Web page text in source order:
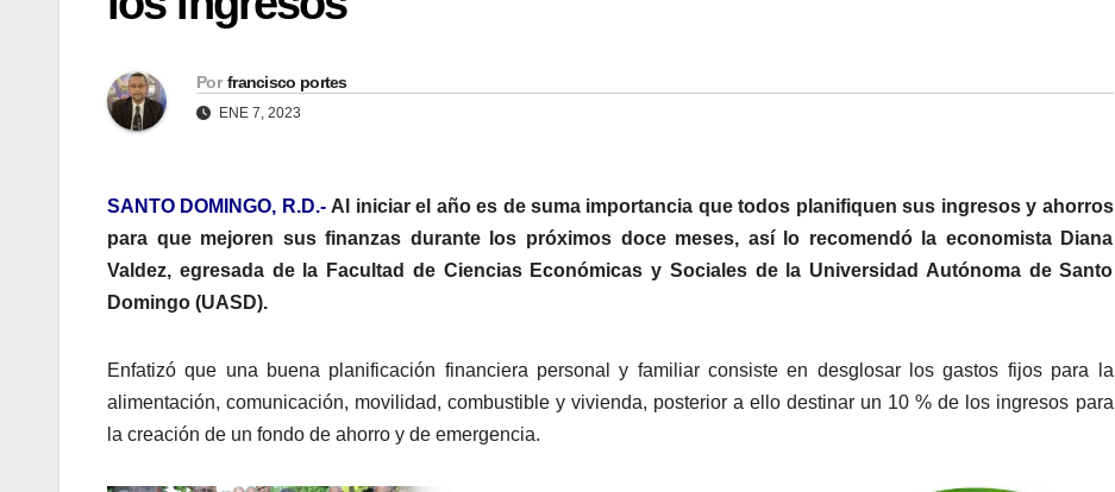
Por francisco portes
ENE 7, 2023
SANTO DOMINGO, R.D.- Al iniciar el año es de suma importancia que todos planifiquen sus ingresos y ahorros
para que mejoren sus finanzas durante los próximos doce meses, así lo recomendó la economista Diana
Valdez, egresada de la Facultad de Ciencias Económicas y Sociales de la Universidad Autónoma de Santo
Domingo (UASD).
Enfatizó que una buena planificación financiera personal y familiar consiste en desglosar los gastos fijos para la
alimentación, comunicación, movilidad, combustible y vivienda, posterior a ello destinar un 10 % de los ingresos para
la creación de un fondo de ahorro y de emergencia.